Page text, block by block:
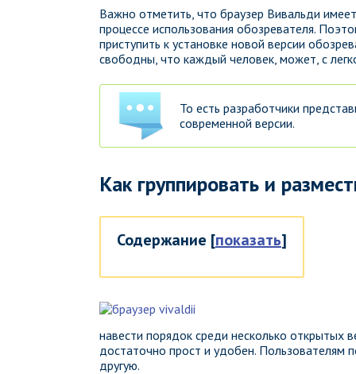
Важно отметить, что браузер Вивальди
процессе использования обозревателя.
приступить к установке новой версии
свободны, что каждый человек, может, с
То есть разработчики
современной версии.
Как группировать и
Содержание [показать]
навести порядок среди несколько открытых
достаточно прост и удобен. Пользователям
другую.